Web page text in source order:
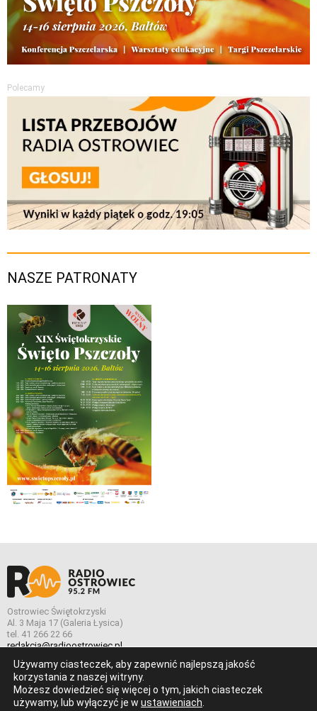
Polecamy
NASZE PATRONATY
Ostrowiec Świętokrzyski
Al. 3 Maja 17 (Galeria Łysica)
tel. 41 266 22 66
redakcja@radioostrowiec.pl
© Wszelkie prawa zastrzeżone. Radio Ostrowiec 2026 Radio
Używamy ciasteczek, aby zapewnić najlepszą jakość
korzystania z naszej witryny.
Możesz dowiedzieć się więcej o tym, jakich ciasteczek
używamy, lub wyłączyć je w ustawieniach